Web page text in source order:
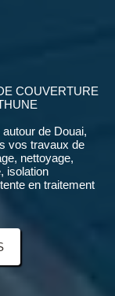
COUVERTURE
de Douai,
vos travaux de
nettoyage,
isolation
en traitement